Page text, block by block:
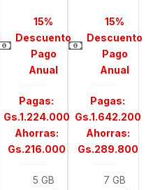
15%
Descuento
Pago
Anual
Pagas:
Gs.1.224.000
Ahorras:
Gs.216.000
5 GB
15%
Descuento
Pago
Anual
Pagas:
Gs.1.642.200
Ahorras:
Gs.289.800
7 GB